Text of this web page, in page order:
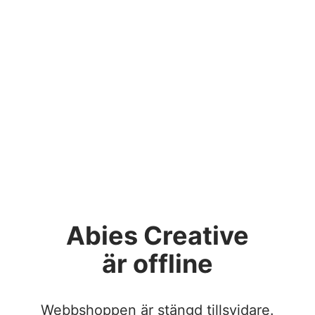
Abies Creative
är offline
Webbshoppen är stängd tillsvidare.